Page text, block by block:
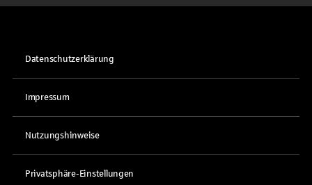
Datenschutzerklärung
Impressum
Nutzungshinweise
Privatsphäre-Einstellungen